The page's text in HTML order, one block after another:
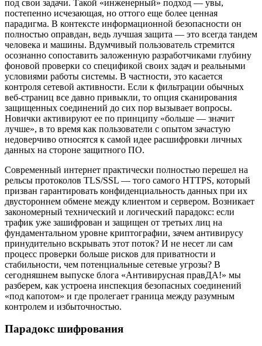
под свои задачи. Такой «инженерный» подход — увы,
постепенно исчезающая, но оттого еще более ценная
парадигма. В контексте информационной безопасности он
полностью оправдан, ведь лучшая защита — это всегда тандем
человека и машины. Вдумчивый пользователь стремится
осознанно сопоставить заложенную разработчиками глубину
фоновой проверки со спецификой своих задач и реальными
условиями работы системы. В частности, это касается
контроля сетевой активности. Если к фильтрации обычных
веб-страниц все давно привыкли, то опция сканирования
защищенных соединений до сих пор вызывает вопросы.
Новички активируют ее по принципу «больше — значит
лучше», в то время как пользователи с опытом зачастую
недоверчиво относятся к самой идее расшифровки личных
данных на стороне защитного ПО.
Современный интернет практически полностью перешел на
рельсы протоколов TLS/SSL — того самого HTTPS, который
призван гарантировать конфиденциальность данных при их
двустороннем обмене между клиентом и сервером. Возникает
закономерный технический и логический парадокс: если
трафик уже зашифрован и защищен от третьих лиц на
фундаментальном уровне криптографии, зачем антивирусу
принудительно вскрывать этот поток? И не несет ли сам
процесс проверки больше рисков для приватности и
стабильности, чем потенциальные сетевые угрозы? В
сегодняшнем выпуске блога «Антивирусная правДА!» мы
разберем, как устроена инспекция безопасных соединений
«под капотом» и где пролегает граница между разумным
контролем и избыточностью.
Парадокс шифрования